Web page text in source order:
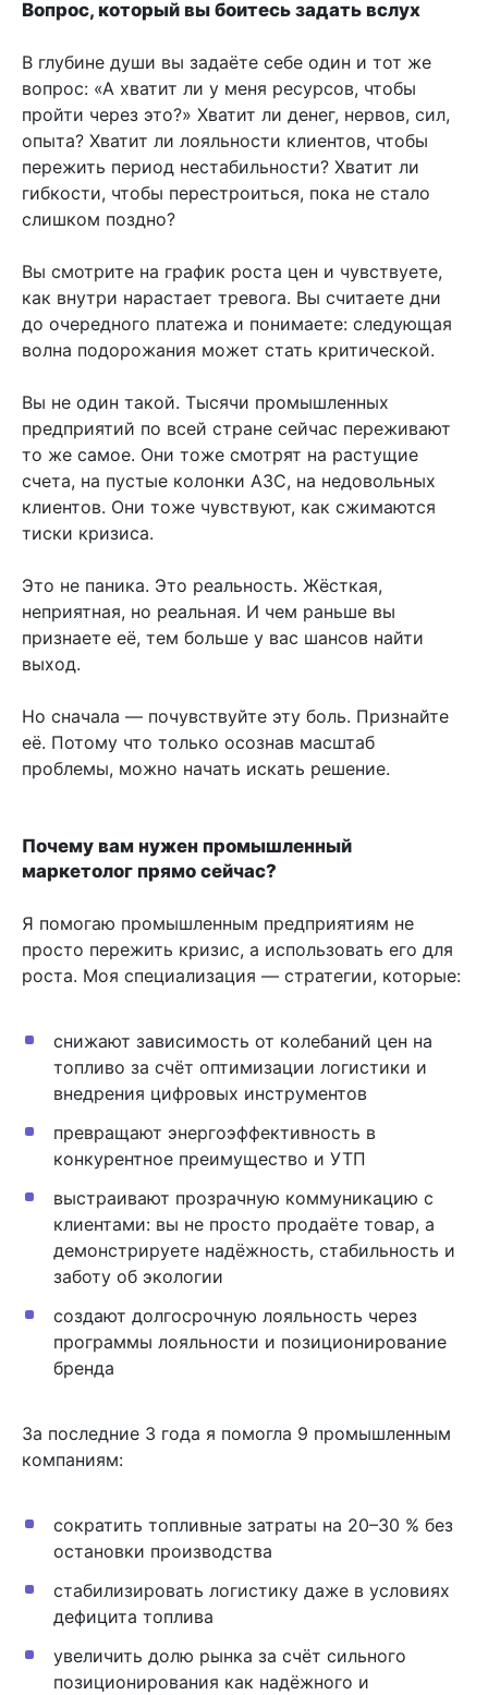
Вопрос, который вы боитесь задать вслух
В глубине души вы задаёте себе один и тот же
вопрос: «А хватит ли у меня ресурсов, чтобы
пройти через это?» Хватит ли денег, нервов, сил,
опыта? Хватит ли лояльности клиентов, чтобы
пережить период нестабильности? Хватит ли
гибкости, чтобы перестроиться, пока не стало
слишком поздно?
Вы смотрите на график роста цен и чувствуете,
как внутри нарастает тревога. Вы считаете дни
до очередного платежа и понимаете: следующая
волна подорожания может стать критической.
Вы не один такой. Тысячи промышленных
предприятий по всей стране сейчас переживают
то же самое. Они тоже смотрят на растущие
счета, на пустые колонки АЗС, на недовольных
клиентов. Они тоже чувствуют, как сжимаются
тиски кризиса.
Это не паника. Это реальность. Жёсткая,
неприятная, но реальная. И чем раньше вы
признаете её, тем больше у вас шансов найти
выход.
Но сначала — почувствуйте эту боль. Признайте
её. Потому что только осознав масштаб
проблемы, можно начать искать решение.
Почему вам нужен промышленный
маркетолог прямо сейчас?
Я помогаю промышленным предприятиям не
просто пережить кризис, а использовать его для
роста. Моя специализация — стратегии, которые:
снижают зависимость от колебаний цен на
топливо за счёт оптимизации логистики и
внедрения цифровых инструментов
превращают энергоэффективность в
конкурентное преимущество и УТП
выстраивают прозрачную коммуникацию с
клиентами: вы не просто продаёте товар, а
демонстрируете надёжность, стабильность и
заботу об экологии
создают долгосрочную лояльность через
программы лояльности и позиционирование
бренда
За последние 3 года я помогла 9 промышленным
компаниям:
сократить топливные затраты на 20–30 % без
остановки производства
стабилизировать логистику даже в условиях
дефицита топлива
увеличить долю рынка за счёт сильного
позиционирования как надёжного и